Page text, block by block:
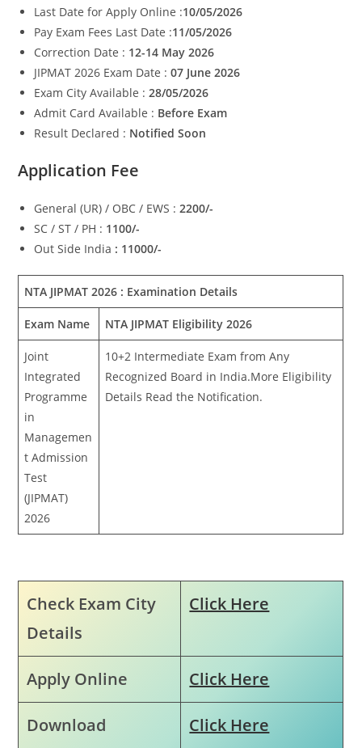
Last Date for Apply Online :10/05/2026
Pay Exam Fees Last Date :11/05/2026
Correction Date : 12-14 May 2026
JIPMAT 2026 Exam Date :07 June 2026
Exam City Available :28/05/2026
Admit Card Available : Before Exam
Result Declared : Notified Soon
Application Fee
General (UR) / OBC / EWS :2200/-
SC / ST / PH : 1100/-
Out Side India : 11000/-
NTA JIPMAT 2026 : Examination Details
Exam Name NTA JIPMAT Eligibility 2026
Joint
Integrated
Programme
in
Managemen
t Admission
Test
(JIPMAT)
2026
10+2 Intermediate Exam from Any
Recognized Board in India.More Eligibility
Details Read the Notification.
Check Exam City
Details
Click Here
Apply Online Click Here
Download
Click Here